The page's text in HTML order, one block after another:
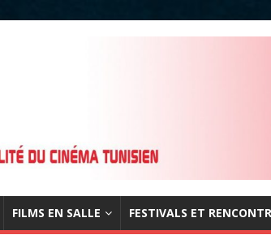
FILMS EN SALLE FESTIVALS ET